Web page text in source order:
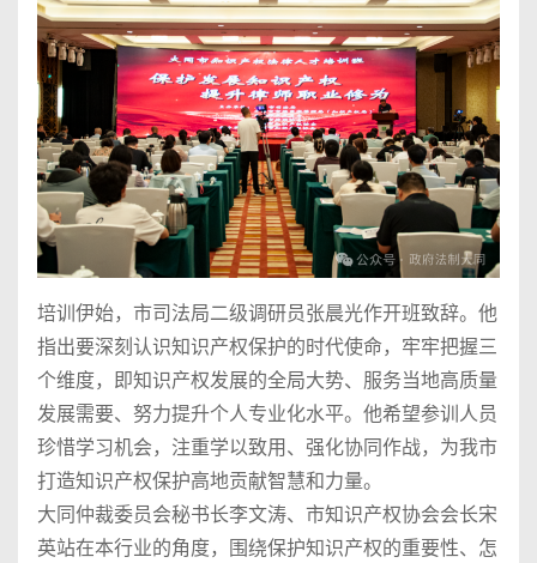
培训伊始，市司法局二级调研员张晨光作开班致辞。他
指出要深刻认识知识产权保护的时代使命，牢牢把握三
个维度，即知识产权发展的全局大势、服务当地高质量
发展需要、努力提升个人专业化水平。他希望参训人员
珍惜学习机会，注重学以致用、强化协同作战，为我市
打造知识产权保护高地贡献智慧和力量。
大同仲裁委员会秘书长李文涛、市知识产权协会会长宋
英站在本行业的角度，围绕保护知识产权的重要性、怎